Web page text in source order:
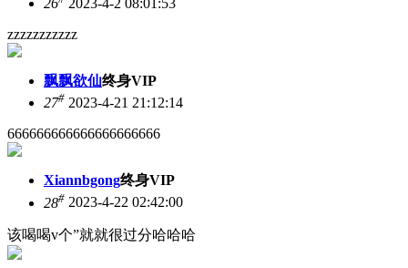
26
2023-4-2 08:01:53
zzzzzzzzzzz
飘飘欲仙终身VIP
27# 2023-4-21 21:12:14
666666666666666666666
Xiannbgong终身VIP
28# 2023-4-22 02:42:00
该喝喝v个”就就很过分哈哈哈